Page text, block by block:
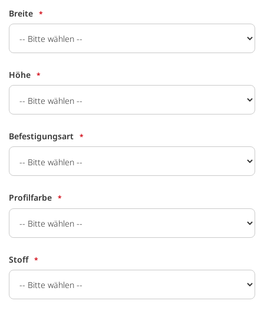
Breite
Höhe
Befestigungsart
Profilfarbe
Stoff